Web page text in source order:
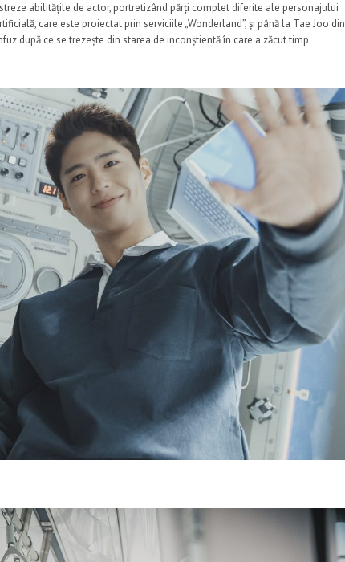
abilitățile de actor, portretizând părți complet diferite ale personajului
care este proiectat prin serviciile „Wonderland”, și până la Tae Joo din
după ce se trezește din starea de inconștientă în care a zăcut timp